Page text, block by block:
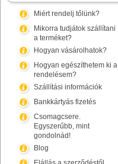
Miért rendelj tőlünk?
Mikorra tudjátok szállítani
a terméket?
Hogyan vásárolhatok?
Hogyan egészíthetem ki a
rendelésem?
Szállítási információk
Bankkártyás fizetés
Csomagcsere.
Egyszerűbb, mint
gondolnád!
Blog